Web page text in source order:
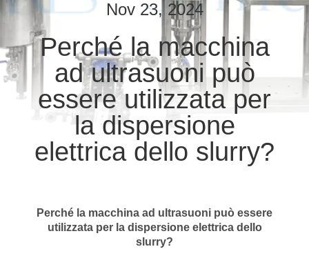
CONTROLLO
QUALITÀ
CONTATTICI
NOTIZIE
MAPPA
Nov 23, 2024
Perché la macchina
ad ultrasuoni può
essere utilizzata per
la dispersione
elettrica dello slurry?
Perché la macchina ad ultrasuoni può essere
utilizzata per la dispersione elettrica dello
slurry?